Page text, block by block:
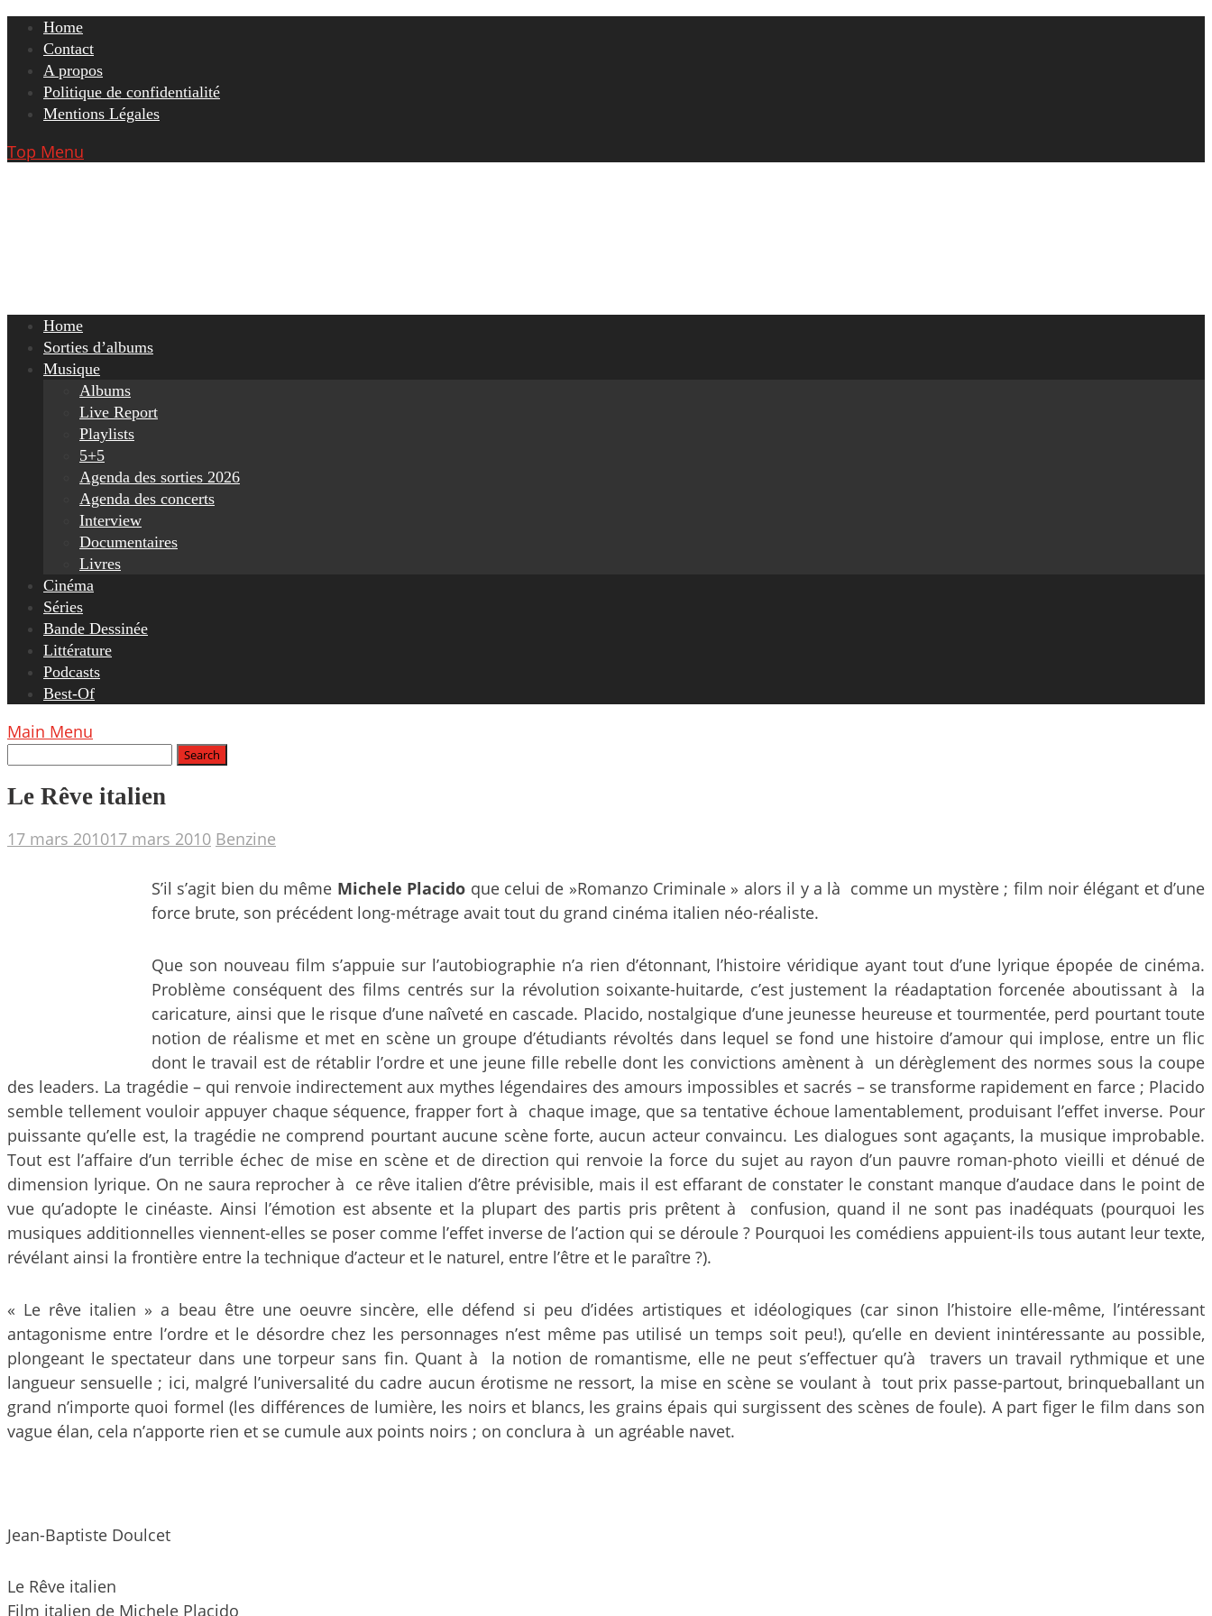
Skip
content
Home
Contact
A propos
Politique de confidentialité
Mentions Légales
Top Menu
Home
Sorties d’albums
Musique
Albums
Live Report
Playlists
5+5
Agenda des sorties 2026
Agenda des concerts
Interview
Documentaires
Livres
Cinéma
Séries
Bande Dessinée
Littérature
Podcasts
Best-Of
Main Menu
Le Rêve italien
17 mars 201017 mars 2010 Benzine
S’il s’agit bien du même Michele Placido que celui de »Romanzo Criminale » alors il y a là comme un mystère ; film noir élégant et d’une
force brute, son précédent long-métrage avait tout du grand cinéma italien néo-réaliste.
Que son nouveau film s’appuie sur l’autobiographie n’a rien d’étonnant, l’histoire véridique ayant tout d’une lyrique épopée de cinéma.
Problème conséquent des films centrés sur la révolution soixante-huitarde, c’est justement la réadaptation forcenée aboutissant à la
caricature, ainsi que le risque d’une naîveté en cascade. Placido, nostalgique d’une jeunesse heureuse et tourmentée, perd pourtant toute
notion de réalisme et met en scène un groupe d’étudiants révoltés dans lequel se fond une histoire d’amour qui implose, entre un flic
dont le travail est de rétablir l’ordre et une jeune fille rebelle dont les convictions amènent à un dérèglement des normes sous la coupe
des leaders. La tragédie – qui renvoie indirectement aux mythes légendaires des amours impossibles et sacrés – se transforme rapidement en farce ; Placido
semble tellement vouloir appuyer chaque séquence, frapper fort à chaque image, que sa tentative échoue lamentablement, produisant l’effet inverse. Pour
puissante qu’elle est, la tragédie ne comprend pourtant aucune scène forte, aucun acteur convaincu. Les dialogues sont agaçants, la musique improbable.
Tout est l’affaire d’un terrible échec de mise en scène et de direction qui renvoie la force du sujet au rayon d’un pauvre roman-photo vieilli et dénué de
dimension lyrique. On ne saura reprocher à ce rêve italien d’être prévisible, mais il est effarant de constater le constant manque d’audace dans le point de
vue qu’adopte le cinéaste. Ainsi l’émotion est absente et la plupart des partis pris prêtent à confusion, quand il ne sont pas inadéquats (pourquoi les
musiques additionnelles viennent-elles se poser comme l’effet inverse de l’action qui se déroule ? Pourquoi les comédiens appuient-ils tous autant leur texte,
révélant ainsi la frontière entre la technique d’acteur et le naturel, entre l’être et le paraître ?).
« Le rêve italien » a beau être une oeuvre sincère, elle défend si peu d’idées artistiques et idéologiques (car sinon l’histoire elle-même, l’intéressant
antagonisme entre l’ordre et le désordre chez les personnages n’est même pas utilisé un temps soit peu!), qu’elle en devient inintéressante au possible,
plongeant le spectateur dans une torpeur sans fin. Quant à la notion de romantisme, elle ne peut s’effectuer qu’à travers un travail rythmique et une
langueur sensuelle ; ici, malgré l’universalité du cadre aucun érotisme ne ressort, la mise en scène se voulant à tout prix passe-partout, brinqueballant un
grand n’importe quoi formel (les différences de lumière, les noirs et blancs, les grains épais qui surgissent des scènes de foule). A part figer le film dans son
vague élan, cela n’apporte rien et se cumule aux points noirs ; on conclura à un agréable navet.
Jean-Baptiste Doulcet
Le Rêve italien
Film italien de Michele Placido